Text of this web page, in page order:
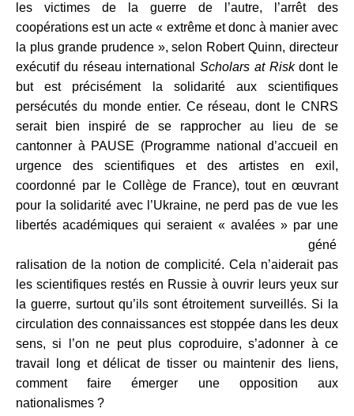
les victimes de la guerre de l’autre, l’arrêt des
coopérations est un acte « extrême et donc à manier avec
la plus grande prudence », selon Robert Quinn, directeur
exécutif du réseau international Scholars at Riskdont le
but est précisément la solidarité aux scientifiques
persécutés du monde entier. Ce réseau, dont le CNRS
serait bien inspiré de se rapprocher au lieu de se
cantonner à PAUSE (Programme national d’accueil en
urgence des scientifiques et des artistes en exil,
coordonné par le Collège de France), tout en œuvrant
pour la solidarité avec l’Ukraine, ne perd pas de vue les
libertés académiques qui seraient « avalées » par une
géné
ralisation de la notion de complicité. Cela n’aiderait pas
les scientifiques restés en Russie à ouvrir leurs yeux sur
la guerre, surtout qu’ils sont étroitement surveillés. Si la
circulation des connaissances est stoppée dans les deux
sens, si l’on ne peut plus coproduire, s’adonner à ce
travail long et délicat de tisser ou maintenir des liens,
comment faire émerger une opposition aux
nationalismes ?